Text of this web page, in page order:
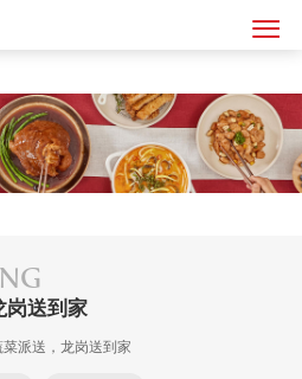
岗送到家
派送，龙岗送到家